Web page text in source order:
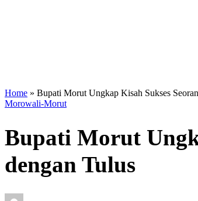
Home » Bupati Morut Ungkap Kisah Sukses
Morowali-Morut
Bupati Morut
dengan Tulus